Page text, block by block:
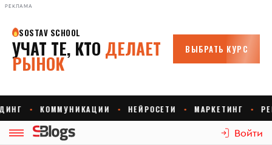
РЕКЛАМА
Войти